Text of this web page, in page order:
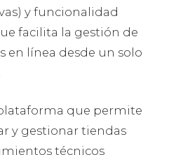
y funcionalidad
facilita la gestión de
en línea desde un solo
que permite
y gestionar tiendas
técnicos